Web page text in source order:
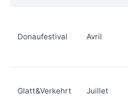
Donaufestival Avril
Glatt&Verkehrt Juillet